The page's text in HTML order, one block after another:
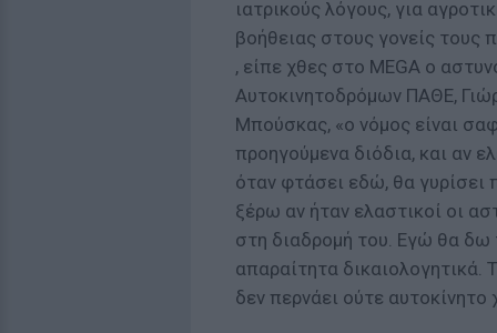
ιατρικούς λόγους, για
βοήθειας στους γονείς τους
, είπε χθες στο MEGA ο
Αυτοκινητοδρόμων ΠΑΘΕ,
Μπούσκας, «ο νόμος είναι
προηγούμενα διόδια, και αν
όταν φτάσει εδώ, θα
ξέρω αν ήταν ελαστικοί οι
στη διαδρομή του. Εγώ θα δω
απαραίτητα
δεν περνάει ούτε αυτοκίνητο